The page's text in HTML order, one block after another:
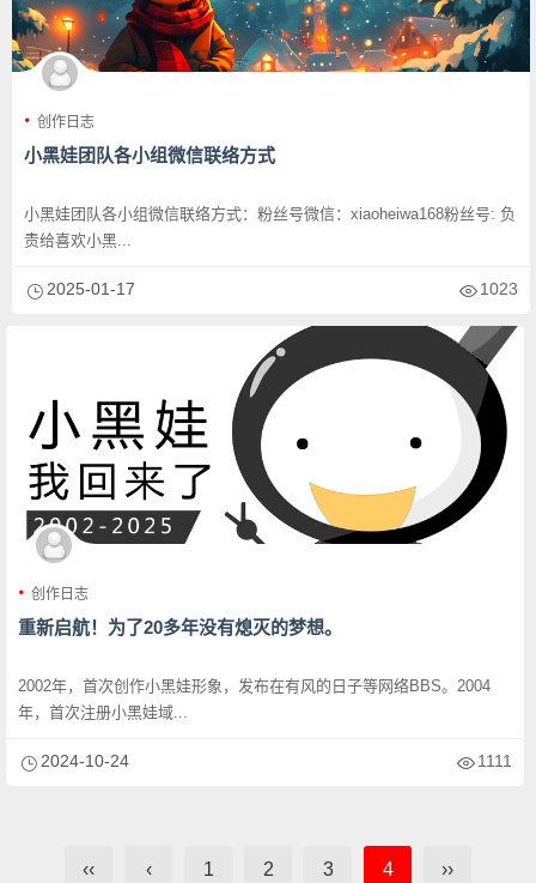
创作日志
小黑娃团队各小组微信联络方式
小黑娃团队各小组微信联络方式：粉丝号微信：xiaoheiwa168粉丝号: 负
责给喜欢小黑...
2025-01-17 1023
创作日志
重新启航！为了20多年没有熄灭的梦想。
2002年，首次创作小黑娃形象，发布在有风的日子等网络BBS。2004
年，首次注册小黑娃域...
2024-10-24 1111
‹‹ ‹ 1 2 3 4 ››